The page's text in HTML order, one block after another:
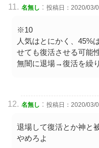
名無し : 投稿日：2020/03/
※10
人気はとにかく、45%
せても復活させる可能
無闇に退場→復活を繰
名無し : 投稿日：2020/03/
退場して復活とか神と
やめろよ